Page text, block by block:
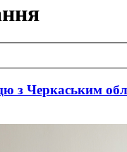
з Черкаським